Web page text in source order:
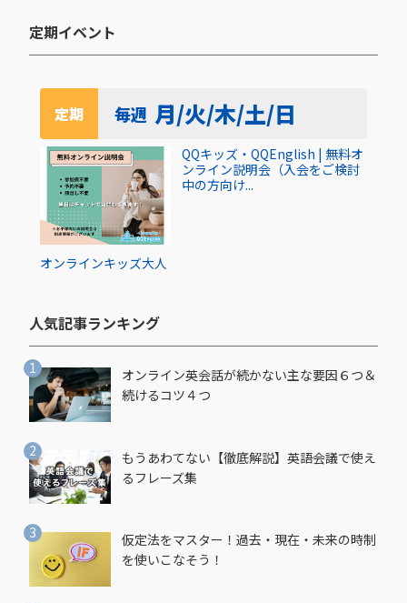
定期イベント​
定期 毎週 月/火/木/土/日
オンラインキッズ大人
QQキッズ・QQEnglish | 無料オ
ンライン説明会（入会をご検討
中の方向け...
人気記事ランキング​
オンライン英会話が続かない主な要因６つ＆
続けるコツ４つ
もうあわてない【徹底解説】英語会議で使え
るフレーズ集
仮定法をマスター！過去・現在・未来の時制
を使いこなそう！